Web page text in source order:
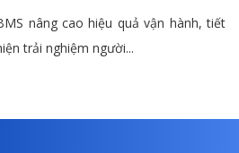
nâng cao hiệu quả vận hành, tiết
trải nghiệm người...